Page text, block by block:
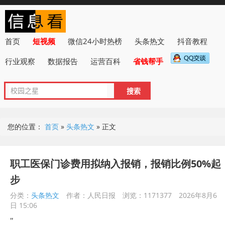
首页 短视频 微信24小时热榜 头条热文
抖音教程
行业观察
数据报告 运营百科 省钱帮手
您的位置： 首页 » 头条热文 » 正文
职工医保门诊费用拟纳入报销，报销比例50%起
步
分类： 头条热文 作者：人民日报 浏览：1171377
2026年8月6
日 15:06
"